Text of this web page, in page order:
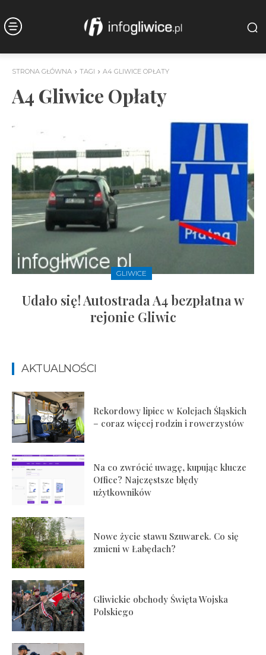
STRONA GŁÓWNA TAGI A4 GLIWICE OPŁATY
A4 Gliwice Opłaty
GLIWICE
Udało się! Autostrada A4 bezpłatna w
rejonie Gliwic
AKTUALNOŚCI
Rekordowy lipiec w Kolejach Śląskich
– coraz więcej rodzin i rowerzystów
Na co zwrócić uwagę, kupując klucze
Office? Najczęstsze błędy
użytkowników
Nowe życie stawu Szuwarek. Co się
zmieni w Łabędach?
Gliwickie obchody Święta Wojska
Polskiego